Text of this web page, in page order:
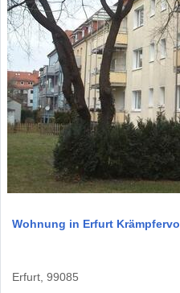
Wohnung in Erfurt
Erfurt, 99085